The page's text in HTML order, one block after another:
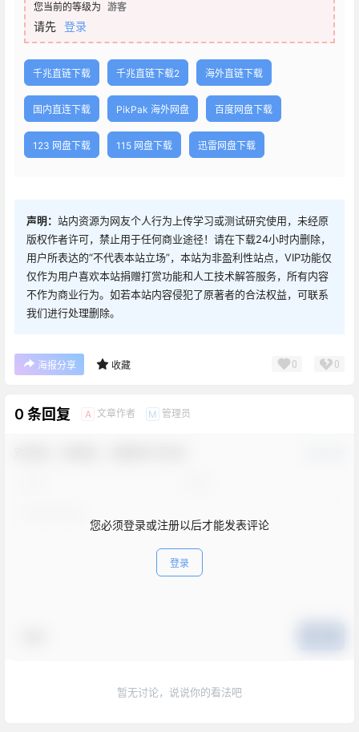
您当前的等级为 游客
请先 登录
千兆直链下载 千兆直链下载2 海外直链下载
国内直连下载 PikPak 海外网盘 百度网盘下载
123 网盘下载 115 网盘下载 迅雷网盘下载
声明： 站内资源为网友个人行为上传学习或测试研究使用，未经原
版权作者许可，禁止用于任何商业途径！请在下载24小时内删除，
用户所表达的“不代表本站立场”，本站为非盈利性站点，VIP功能仅
仅作为用户喜欢本站捐赠打赏功能和人工技术解答服务，所有内容
不作为商业行为。如若本站内容侵犯了原著者的合法权益，可联系
我们进行处理删除。
海报分享 收藏 0 0
0 条回复 A 文章作者 M 管理员
您必须登录或注册以后才能发表评论
登录
暂无讨论，说说你的看法吧